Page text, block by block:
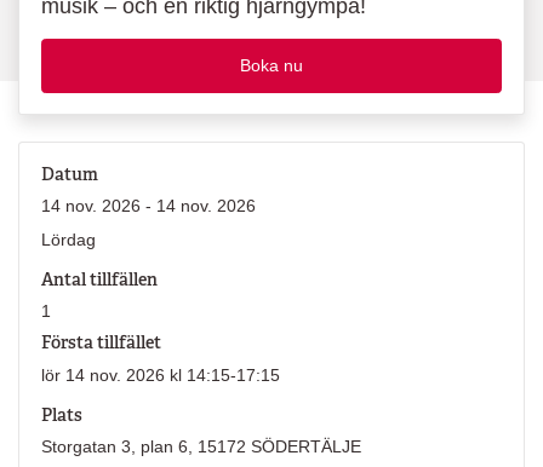
musik – och en riktig hjärngympa!
Boka nu
Datum
14 nov. 2026 - 14 nov. 2026
Lördag
Antal tillfällen
1
Första tillfället
lör 14 nov. 2026 kl 14:15-17:15
Plats
Storgatan 3, plan 6, 15172 SÖDERTÄLJE